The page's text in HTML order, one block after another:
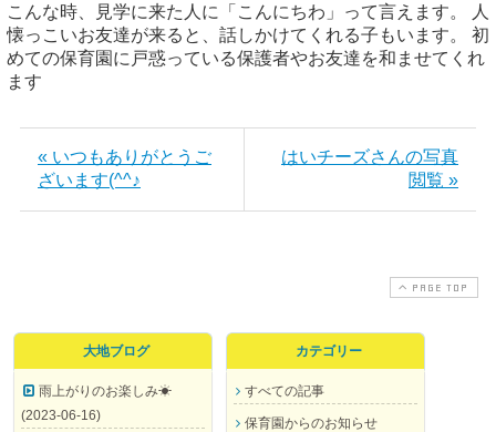
こんな時、見学に来た人に「こんにちわ」って言えます。 人
懐っこいお友達が来ると、話しかけてくれる子もいます。 初
めての保育園に戸惑っている保護者やお友達を和ませてくれ
ます
« いつもありがとうご
ざいます(^^♪
はいチーズさんの写真
閲覧 »
PAGE TOP
大地ブログ
雨上がりのお楽しみ☀
(2023-06-16)
カテゴリー
すべての記事
保育園からのお知らせ